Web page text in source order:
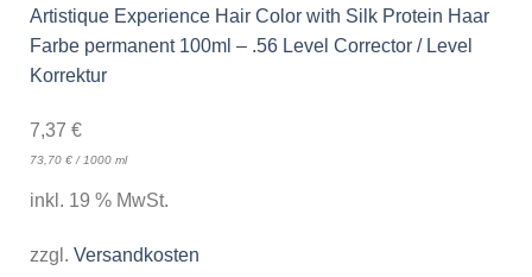
Artistique Experience Hair Color with Silk Protein Haar
Farbe permanent 100ml – .56 Level Corrector / Level
Korrektur
7,37 €
73,70 €/1000 ml
inkl. 19 % MwSt.
zzgl. Versandkosten